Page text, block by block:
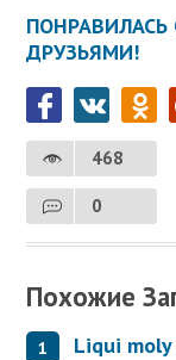
ПОНРАВИЛАСЬ
ДРУЗЬЯМИ!
468
0
Похожие
Liqui moly